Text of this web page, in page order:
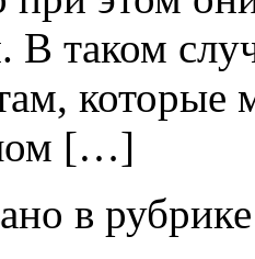
В таком
которые
[…]
в